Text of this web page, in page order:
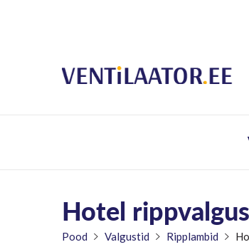
Hotel
Pood Valgustid Ripplambid